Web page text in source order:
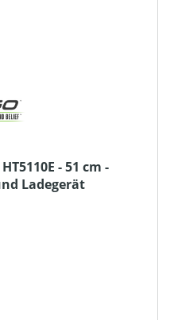
- 51 cm -
Ladegerät